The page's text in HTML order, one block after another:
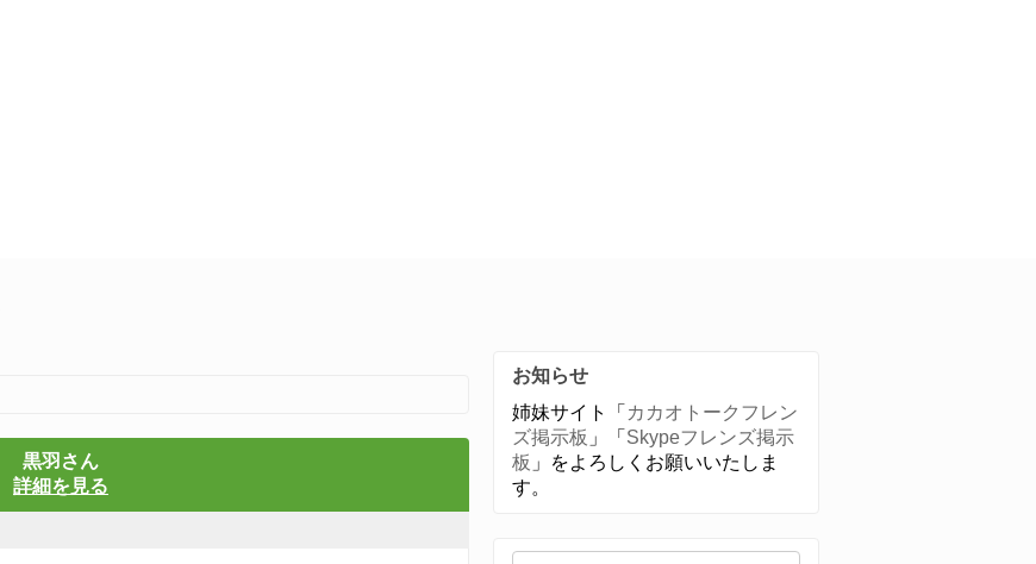
黒羽さん
詳細を見る
お知らせ
姉妹サイト「 カカオトークフレン
ズ掲示板 」「 Skypeフレンズ掲示
板 」をよろしくお願いいたしま
す。